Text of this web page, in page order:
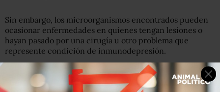
Sin embargo, los microorganismos encontrados pueden
ocasionar enfermedades en quienes tengan lesiones o
hayan pasado por una cirugía u otro problema que
represente condición de inmunodepresión.